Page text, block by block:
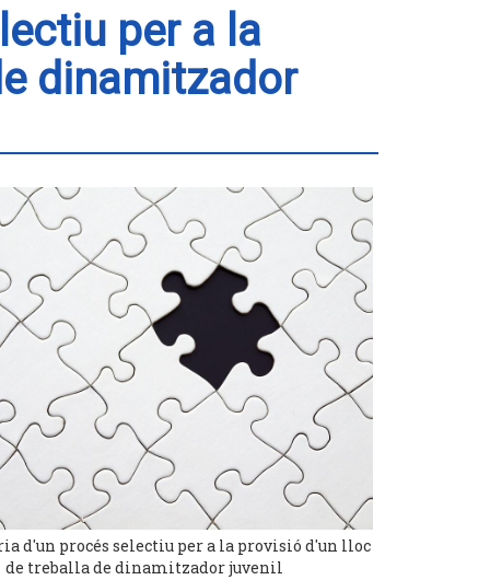
per a la
dinamitzador
d'un procés selectiu per a la provisió d'un lloc
de treballa de dinamitzador juvenil